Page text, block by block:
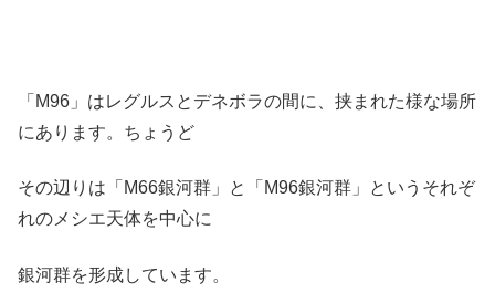
「M96」はレグルスとデネボラの間に、挟まれた様な場所
にあります。ちょうど
その辺りは「M66銀河群」と「M96銀河群」というそれぞ
れのメシエ天体を中心に
銀河群を形成しています。